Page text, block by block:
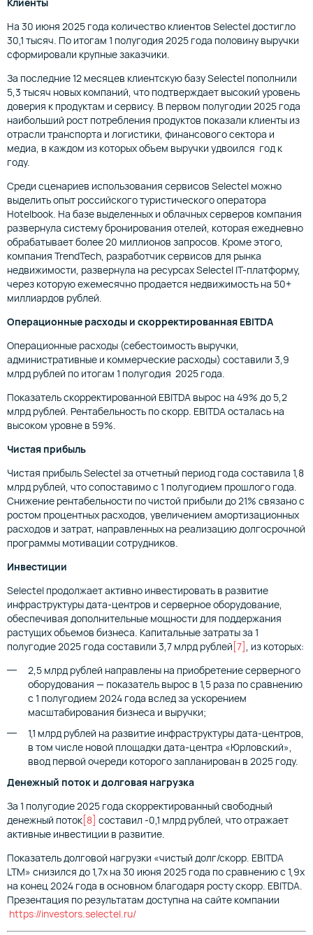
Клиенты
На 30 июня 2025 года количество клиентов Selectel достигло
30,1 тысяч. По итогам 1 полугодия 2025 года половину выручки
сформировали крупные заказчики.
За последние 12 месяцев клиентскую базу Selectel пополнили
5,3 тысяч новых компаний, что подтверждает высокий уровень
доверия к продуктам и сервису. В первом полугодии 2025 года
наибольший рост потребления продуктов показали клиенты из
отрасли транспорта и логистики, финансового сектора и
медиа, в каждом из которых объем выручки удвоился год к
году.
Среди сценариев использования сервисов Selectel можно
выделить опыт российского туристического оператора
Hotelbook. На базе выделенных и облачных серверов компания
развернула систему бронирования отелей, которая ежедневно
обрабатывает более 20 миллионов запросов. Кроме этого,
компания TrendTech, разработчик сервисов для рынка
недвижимости, развернула на ресурсах Selectel IT-платформу,
через которую ежемесячно продается недвижимость на 50+
миллиардов рублей.
Операционные расходы и скорректированная EBITDA
Операционные расходы (себестоимость выручки,
административные и коммерческие расходы) составили 3,9
млрд рублей по итогам 1 полугодия 2025 года.
Показатель скорректированной EBITDA вырос на 49% до 5,2
млрд рублей. Рентабельность по скорр. EBITDA осталась на
высоком уровне в 59%.
Чистая прибыль
Чистая прибыль Selectel за отчетный период года составила 1,8
млрд рублей, что сопоставимо с 1 полугодием прошлого года.
Снижение рентабельности по чистой прибыли до 21% связано с
ростом процентных расходов, увеличением амортизационных
расходов и затрат, направленных на реализацию долгосрочной
программы мотивации сотрудников.
Инвестиции
Selectel продолжает активно инвестировать в развитие
инфраструктуры дата-центров и серверное оборудование,
обеспечивая дополнительные мощности для поддержания
растущих объемов бизнеса. Капитальные затраты за 1
полугодие 2025 года составили 3,7 млрд рублей [7] , из которых:
2,5 млрд рублей направлены на приобретение серверного
оборудования — показатель вырос в 1,5 раза по сравнению
с 1 полугодием 2024 года вслед за ускорением
масштабирования бизнеса и выручки;
1,1 млрд рублей на развитие инфраструктуры дата-центров,
в том числе новой площадки дата-центра «Юрловский»,
ввод первой очереди которого запланирован в 2025 году.
Денежный поток и долговая нагрузка
За 1 полугодие 2025 года скорректированный свободный
денежный поток [8] составил -0,1 млрд рублей, что отражает
активные инвестиции в развитие.
Показатель долговой нагрузки «чистый долг/скорр. EBITDA
LTM» снизился до 1,7х на 30 июня 2025 года по сравнению с 1,9х
на конец 2024 года в основном благодаря росту скорр. EBITDA.
Презентация по результатам доступна на сайте компании
https://investors.selectel.ru/